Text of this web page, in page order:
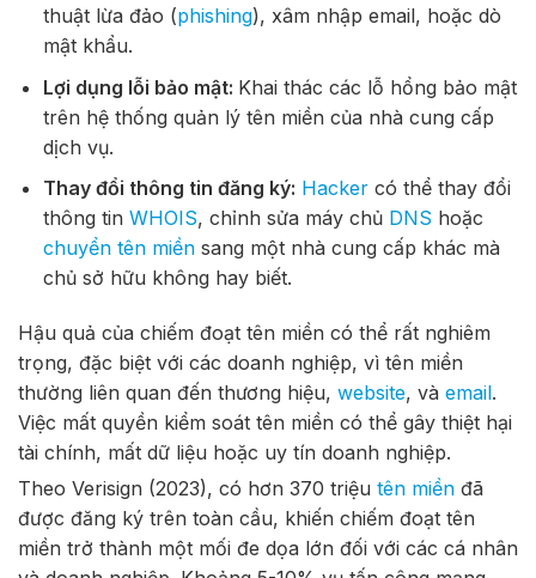
thuật lừa đảo (phishing), xâm nhập email, hoặc dò
mật khẩu.
Lợi dụng lỗi bảo mật: Khai thác các lỗ hổng bảo mật
trên hệ thống quản lý tên miền của nhà cung cấp
dịch vụ.
Thay đổi thông tin đăng ký: Hackercó thể thay đổi
thông tin WHOIS, chỉnh sửa máy chủ DNS hoặc
chuyển tên miềnsang một nhà cung cấp khác mà
chủ sở hữu không hay biết.
Hậu quả của chiếm đoạt tên miền có thể rất nghiêm
trọng, đặc biệt với các doanh nghiệp, vì tên miền
thường liên quan đến thương hiệu, website, và email.
Việc mất quyền kiểm soát tên miền có thể gây thiệt hại
tài chính, mất dữ liệu hoặc uy tín doanh nghiệp.
Theo Verisign (2023), có hơn 370 triệu tên miền đã
được đăng ký trên toàn cầu, khiến chiếm đoạt tên
miền trở thành một mối đe dọa lớn đối với các cá nhân